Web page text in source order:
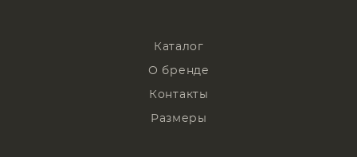
Каталог
О бренде
Контакты
Размеры